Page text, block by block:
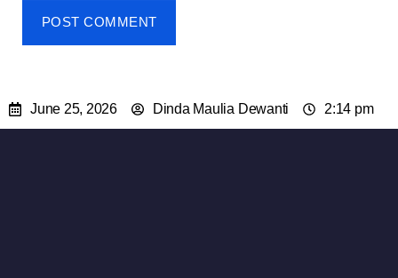
June 25, 2026 Dinda Maulia Dewanti 2:14 pm